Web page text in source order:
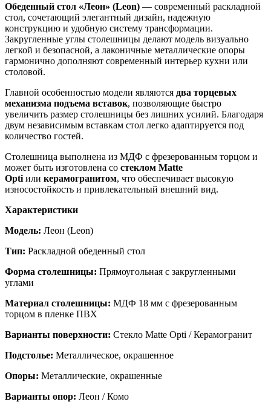
Обеденный стол «Леон» (Leon) — современный раскладной
стол, сочетающий элегантный дизайн, надежную
конструкцию и удобную систему трансформации.
Закругленные углы столешницы делают модель визуально
легкой и безопасной, а лаконичные металлические опоры
гармонично дополняют современный интерьер кухни или
столовой.
Главной особенностью модели являются два торцевых
механизма подъема вставок, позволяющие быстро
увеличить размер столешницы без лишних усилий. Благодаря
двум независимым вставкам стол легко адаптируется под
количество гостей.
Столешница выполнена из МДФ с фрезерованным торцом и
может быть изготовлена со стеклом Matte
Opti или керамогранитом, что обеспечивает высокую
износостойкость и привлекательный внешний вид.
Характеристики
Модель: Леон (Leon)
Тип: Раскладной обеденный стол
Форма столешницы: Прямоугольная с закругленными
углами
Материал столешницы: МДФ 18 мм с фрезерованным
торцом в пленке ПВХ
Варианты поверхности: Стекло Matte Opti / Керамогранит
Подстолье: Металлическое, окрашенное
Опоры: Металлические, окрашенные
Варианты опор: Леон / Комо